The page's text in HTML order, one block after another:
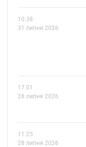
10.38
31 липня 2026
17.01
28 липня 2026
11.25
28 липня 2026